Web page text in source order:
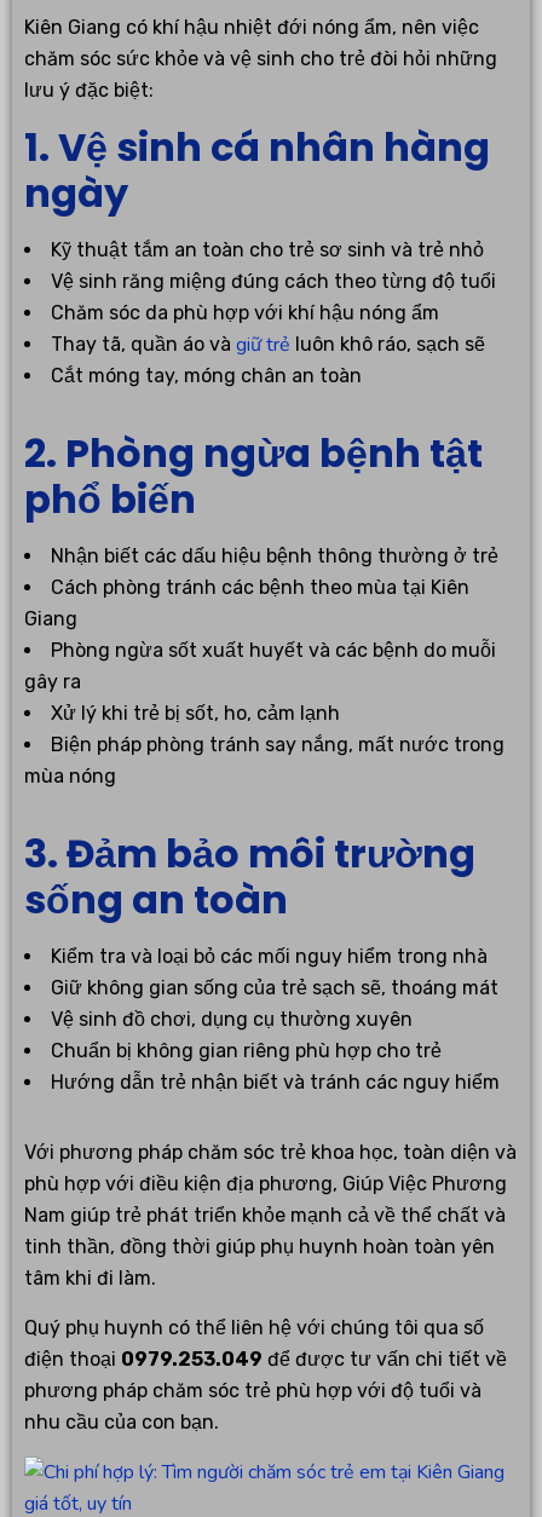
Kiên Giang có khí hậu nhiệt đới nóng ẩm, nên việc
chăm sóc sức khỏe và vệ sinh cho trẻ đòi hỏi những
lưu ý đặc biệt:
1. Vệ sinh cá nhân hàng
ngày
Kỹ thuật tắm an toàn cho trẻ sơ sinh và trẻ nhỏ
Vệ sinh răng miệng đúng cách theo từng độ tuổi
Chăm sóc da phù hợp với khí hậu nóng ẩm
Thay tã, quần áo và giữ trẻ luôn khô ráo, sạch sẽ
Cắt móng tay, móng chân an toàn
2. Phòng ngừa bệnh tật
phổ biến
Nhận biết các dấu hiệu bệnh thông thường ở trẻ
Cách phòng tránh các bệnh theo mùa tại Kiên
Giang
Phòng ngừa sốt xuất huyết và các bệnh do muỗi
gây ra
Xử lý khi trẻ bị sốt, ho, cảm lạnh
Biện pháp phòng tránh say nắng, mất nước trong
mùa nóng
3. Đảm bảo môi trường
sống an toàn
Kiểm tra và loại bỏ các mối nguy hiểm trong nhà
Giữ không gian sống của trẻ sạch sẽ, thoáng mát
Vệ sinh đồ chơi, dụng cụ thường xuyên
Chuẩn bị không gian riêng phù hợp cho trẻ
Hướng dẫn trẻ nhận biết và tránh các nguy hiểm
Với phương pháp chăm sóc trẻ khoa học, toàn diện và
phù hợp với điều kiện địa phương, Giúp Việc Phương
Nam giúp trẻ phát triển khỏe mạnh cả về thể chất và
tinh thần, đồng thời giúp phụ huynh hoàn toàn yên
tâm khi đi làm.
Quý phụ huynh có thể liên hệ với chúng tôi qua số
điện thoại 0979.253.049 để được tư vấn chi tiết về
phương pháp chăm sóc trẻ phù hợp với độ tuổi và
nhu cầu của con bạn.